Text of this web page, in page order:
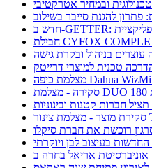
ובמחיר אטרקטיבי
בניהול ובקרת גישה
טכנית למוצרי דרייטק
חברות קטנות ובינוניות
רוכשת את חברת סיקלו
בעיצוב לבן ויוקרתי